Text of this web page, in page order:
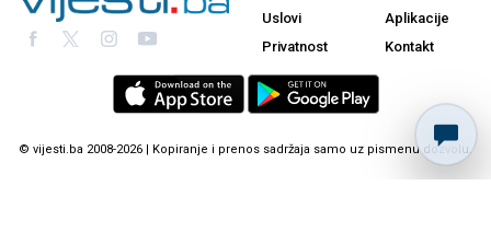
Uslovi
Privatnost
Aplikacije
Kontakt
© vijesti.ba 2008-2026 | Kopiranje i prenos sadržaja samo uz pismenu dozvolu.